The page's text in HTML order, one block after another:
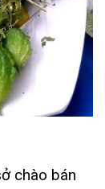
chào bán